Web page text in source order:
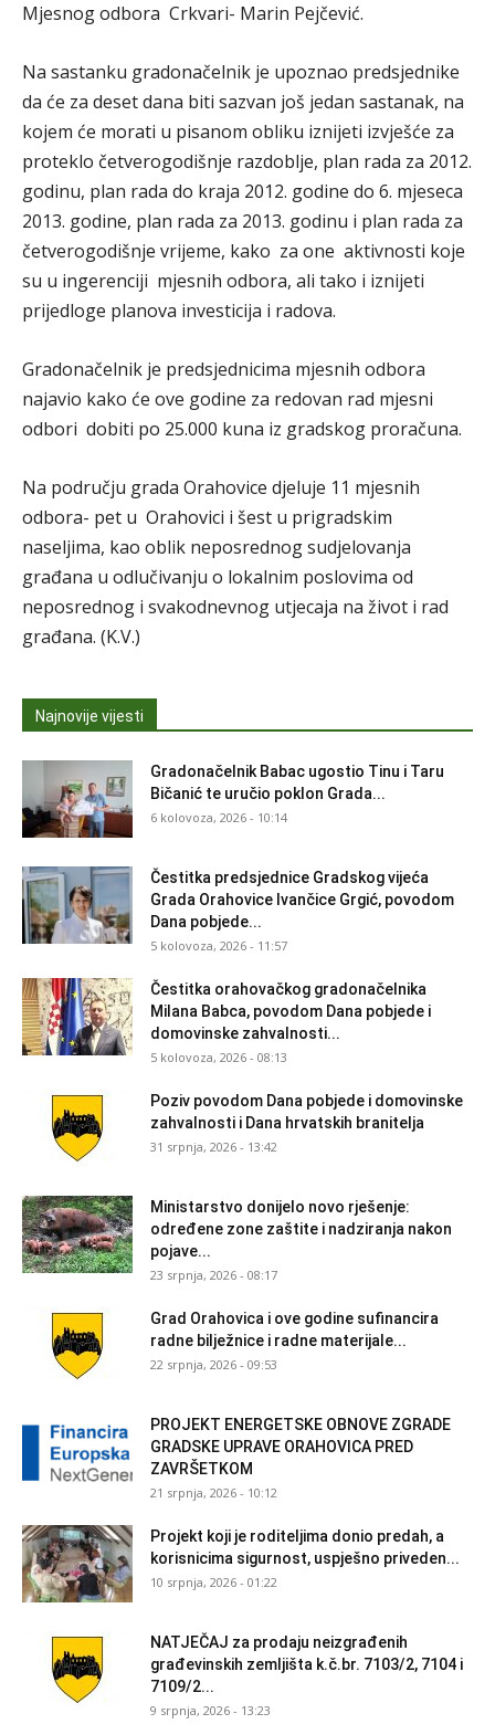
Mjesnog odbora Crkvari- Marin Pejčević.
Na sastanku gradonačelnik je upoznao predsjednike
da će za deset dana biti sazvan još jedan sastanak, na
kojem će morati u pisanom obliku iznijeti izvješće za
proteklo četverogodišnje razdoblje, plan rada za 2012.
godinu, plan rada do kraja 2012. godine do 6. mjeseca
2013. godine, plan rada za 2013. godinu i plan rada za
četverogodišnje vrijeme, kako za one aktivnosti koje
su u ingerenciji mjesnih odbora, ali tako i iznijeti
prijedloge planova investicija i radova.
Gradonačelnik je predsjednicima mjesnih odbora
najavio kako će ove godine za redovan rad mjesni
odbori dobiti po 25.000 kuna iz gradskog proračuna.
Na području grada Orahovice djeluje 11 mjesnih
odbora- pet u Orahovici i šest u prigradskim
naseljima, kao oblik neposrednog sudjelovanja
građana u odlučivanju o lokalnim poslovima od
neposrednog i svakodnevnog utjecaja na život i rad
građana. (K.V.)
Najnovije vijesti
Gradonačelnik Babac ugostio Tinu i Taru
Bičanić te uručio poklon Grada...
6 kolovoza, 2026 - 10:14
Čestitka predsjednice Gradskog vijeća
Grada Orahovice Ivančice Grgić, povodom
Dana pobjede...
5 kolovoza, 2026 - 11:57
Čestitka orahovačkog gradonačelnika
Milana Babca, povodom Dana pobjede i
domovinske zahvalnosti...
5 kolovoza, 2026 - 08:13
Poziv povodom Dana pobjede i domovinske
zahvalnosti i Dana hrvatskih branitelja
31 srpnja, 2026 - 13:42
Ministarstvo donijelo novo rješenje:
određene zone zaštite i nadziranja nakon
pojave...
23 srpnja, 2026 - 08:17
Grad Orahovica i ove godine sufinancira
radne bilježnice i radne materijale...
22 srpnja, 2026 - 09:53
PROJEKT ENERGETSKE OBNOVE ZGRADE
GRADSKE UPRAVE ORAHOVICA PRED
ZAVRŠETKOM
21 srpnja, 2026 - 10:12
Projekt koji je roditeljima donio predah, a
korisnicima sigurnost, uspješno priveden...
10 srpnja, 2026 - 01:22
NATJEČAJ za prodaju neizgrađenih
građevinskih zemljišta k.č.br. 7103/2, 7104 i
7109/2...
9 srpnja, 2026 - 13:23